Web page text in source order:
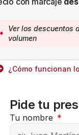
Ver los descuentos
volumen
¿Cómo funcionan
Pide tu
Tu nombre